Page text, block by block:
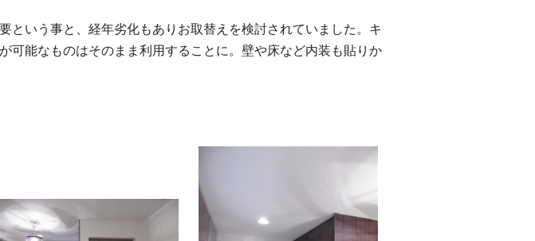
いう事と、経年劣化もありお取替えを検討されていました。キ
可能なものはそのまま利用することに。壁や床など内装も貼りか